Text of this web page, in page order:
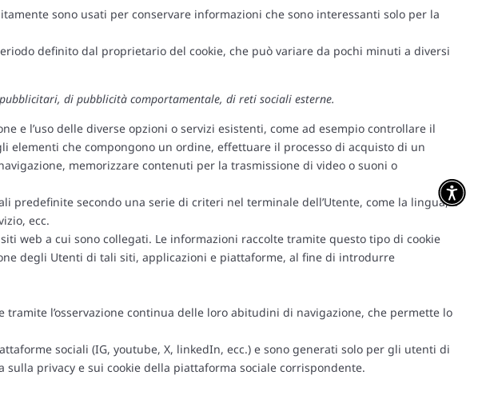
sono usati per conservare informazioni che sono interessanti solo per la
definito dal proprietario del cookie, che può variare da pochi minuti a diversi
di pubblicità comportamentale, di reti sociali esterne.
e l’uso delle diverse opzioni o servizi esistenti, come ad esempio controllare il
elementi che compongono un ordine, effettuare il processo di acquisto di un
memorizzare contenuti per la trasmissione di video o suoni o
predefinite secondo una serie di criteri nel terminale dell’Utente, come la lingua, il
ecc.
web a cui sono collegati. Le informazioni raccolte tramite questo tipo di cookie
degli Utenti di tali siti, applicazioni e piattaforme, al fine di introdurre
l’osservazione continua delle loro abitudini di navigazione, che permette lo
sociali (IG, youtube, X, linkedIn, ecc.) e sono generati solo per gli utenti di
privacy e sui cookie della piattaforma sociale corrispondente.